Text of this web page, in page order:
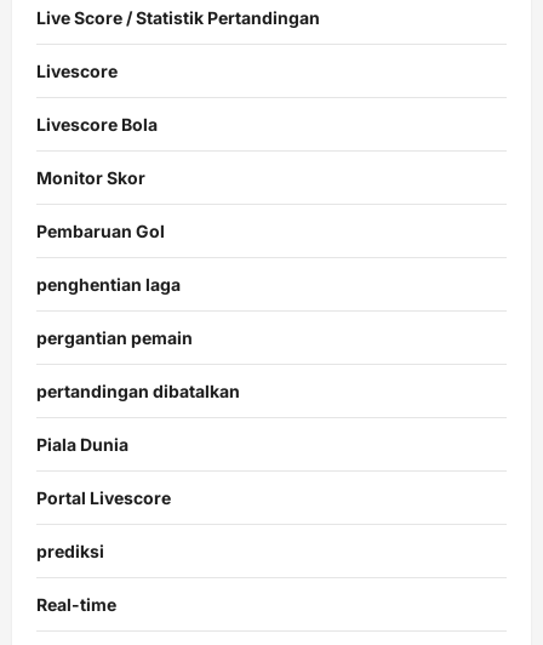
Live Score / Statistik Pertandingan
Livescore
Livescore Bola
Monitor Skor
Pembaruan Gol
penghentian laga
pergantian pemain
pertandingan dibatalkan
Piala Dunia
Portal Livescore
prediksi
Real-time